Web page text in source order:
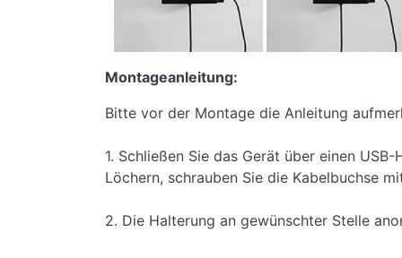
Montageanleitung:
Bitte vor der Montage die Anleitung
1. Schließen Sie das Gerät über einen
Löchern, schrauben Sie die Kabelbuchse
2. Die Halterung an gewünschter Stelle